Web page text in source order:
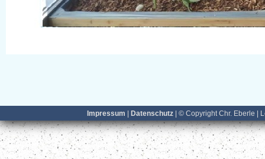
Impressum Datenschutz | © Copyright Chr. Eberle |